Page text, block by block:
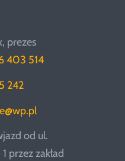
prezes
403 514
242
od ul.
przez zakład